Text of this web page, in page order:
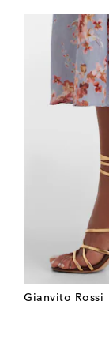
Gianvito Rossi